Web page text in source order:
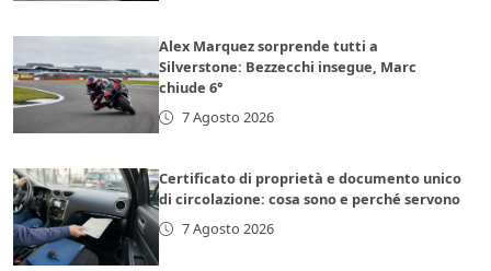
Alex Marquez sorprende tutti a
Silverstone: Bezzecchi insegue, Marc
chiude 6°
7 Agosto 2026
Certificato di proprietà e documento unico
di circolazione: cosa sono e perché servono
7 Agosto 2026